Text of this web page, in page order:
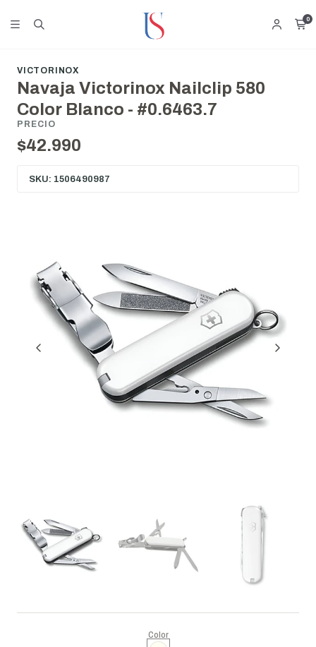
0
VICTORINOX
Navaja Victorinox Nailclip 580
Color Blanco - #0.6463.7
PRECIO
$42.990
SKU: 1506490987
Color